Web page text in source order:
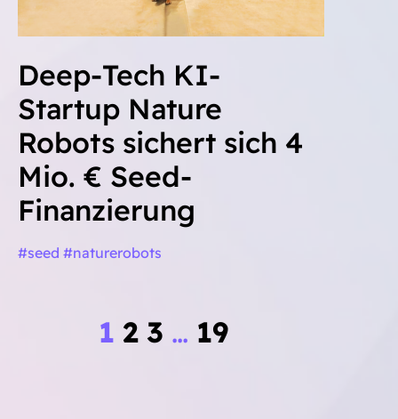
Deep-Tech KI-
Startup Nature
Robots sichert sich 4
Mio. € Seed-
Finanzierung
#seed #naturerobots
1 2 3 … 19